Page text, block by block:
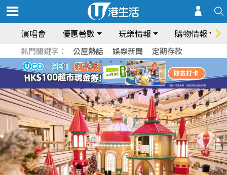
演唱會 優惠著數 玩樂情報 購物情報
熱門關鍵字： 公屋熱話 娛樂新聞 定期存款